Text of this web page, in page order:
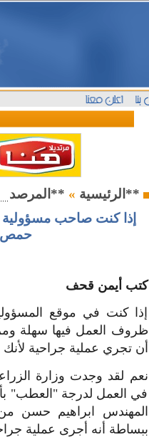
الرئيسية »
**المرصد**
إذا كنت صاحب مسؤولية
حمص
كتب أيمن قحف
إذا كنت في موقع
ظروف العمل فيها سهلة
أن تجري عملية جراحية
نعم لقد وجدت وزارة
في العمل لدرجة "العطب"
المهندس ابراهيم حسن
ببساطة أنه أجرى عملية